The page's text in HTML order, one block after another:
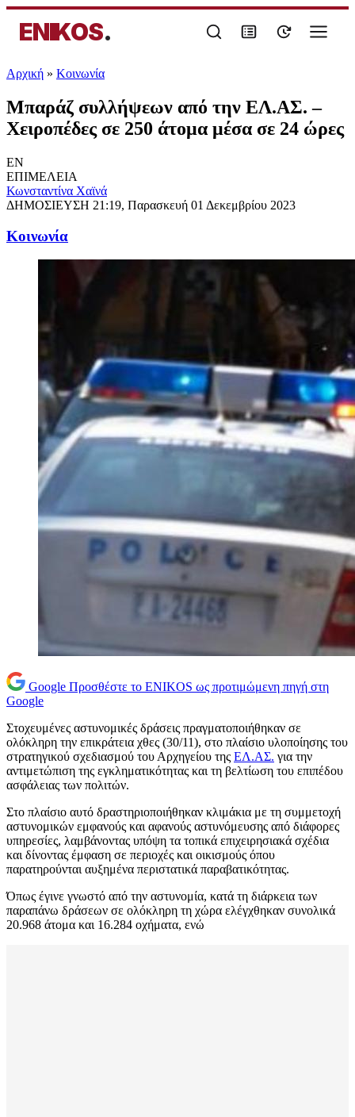
ENIKOS.
Αρχική » Κοινωνία
Μπαράζ συλλήψεων από την ΕΛ.ΑΣ. –
Χειροπέδες σε 250 άτομα μέσα σε 24 ώρες
EN
ΕΠΙΜΕΛΕΙΑ
Κωνσταντίνα Χαϊνά
ΔΗΜΟΣΙΕΥΣΗ 21:19, Παρασκευή 01 Δεκεμβρίου 2023
Κοινωνία
Google Προσθέστε το ENIKOS ως προτιμώμενη πηγή στη
Google
Στοχευμένες αστυνομικές δράσεις πραγματοποιήθηκαν σε
ολόκληρη την επικράτεια χθες (30/11), στο πλαίσιο υλοποίησης του
στρατηγικού σχεδιασμού του Αρχηγείου της ΕΛ.ΑΣ. για την
αντιμετώπιση της εγκληματικότητας και τη βελτίωση του επιπέδου
ασφάλειας των πολιτών.
Στο πλαίσιο αυτό δραστηριοποιήθηκαν κλιμάκια με τη συμμετοχή
αστυνομικών εμφανούς και αφανούς αστυνόμευσης από διάφορες
υπηρεσίες, λαμβάνοντας υπόψη τα τοπικά επιχειρησιακά σχέδια
και δίνοντας έμφαση σε περιοχές και οικισμούς όπου
παρατηρούνται αυξημένα περιστατικά παραβατικότητας.
Όπως έγινε γνωστό από την αστυνομία, κατά τη διάρκεια των
παραπάνω δράσεων σε ολόκληρη τη χώρα ελέγχθηκαν συνολικά
20.968 άτομα και 16.284 οχήματα, ενώ